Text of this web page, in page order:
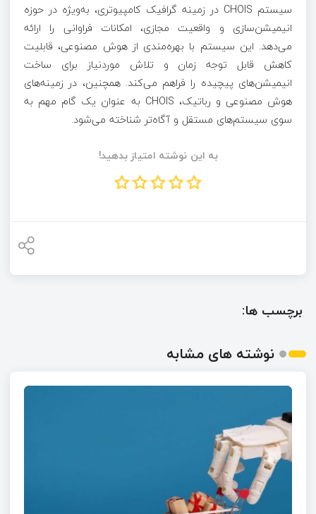
سیستم CHOIS در زمینه گرافیک کامپیوتری، به‌ویژه در حوزه
انیمیشن‌سازی و واقعیت مجازی، امکانات فراوانی را ارائه
می‌دهد. این سیستم با بهره‌مندی از هوش مصنوعی، قابلیت
کاهش قابل توجه زمان و تلاش موردنیاز برای ساخت
انیمیشن‌های پیچیده را فراهم می‌کند. همچنین، در زمینه‌های
هوش مصنوعی و رباتیک، CHOIS به عنوان یک گام مهم به
سوی سیستم‌های مستقل و آگاه‌تر شناخته می‌شود.
به این نوشته امتیاز بدهید!
برچسب ها:
نوشته های مشابه